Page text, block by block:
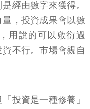
經由數字來獲得。
，投資成果會以數
用說的可以敷衍過
不行。市場會親自
投資是一種修養」